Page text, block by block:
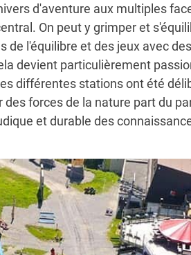
d'aventure aux multiples
On peut y grimper et
l'équilibre et des jeux avec
devient particulièrement
différentes stations ont été
forces de la nature part du
et durable des